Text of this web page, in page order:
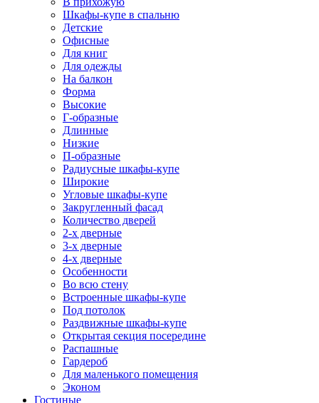
Шкафы-купе в спальню
Детские
Офисные
Для книг
Для одежды
На балкон
Форма
Высокие
Г-образные
Длинные
Низкие
П-образные
Радиусные шкафы-купе
Широкие
Угловые шкафы-купе
Закругленный фасад
Количество дверей
2-х дверные
3-х дверные
4-х дверные
Особенности
Во всю стену
Встроенные шкафы-купе
Под потолок
Раздвижные шкафы-купе
Открытая секция посередине
Распашные
Гардероб
Для маленького помещения
Эконом
Гостиные